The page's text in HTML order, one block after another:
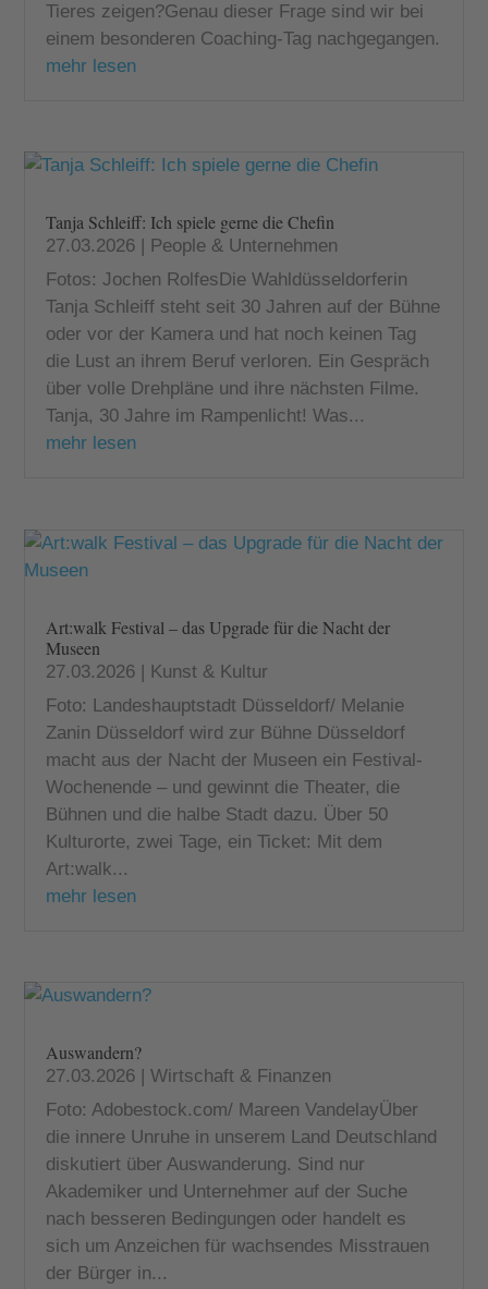
Tieres zeigen?Genau dieser Frage sind wir bei
einem besonderen Coaching-Tag nachgegangen.
mehr lesen
Tanja Schleiff: Ich spiele gerne die Chefin
27.03.2026
People & Unternehmen
Fotos: Jochen RolfesDie Wahldüsseldorferin
Tanja Schleiff steht seit 30 Jahren auf der Bühne
oder vor der Kamera und hat noch keinen Tag
die Lust an ihrem Beruf verloren. Ein Gespräch
über volle Drehpläne und ihre nächsten Filme.
Tanja, 30 Jahre im Rampenlicht! Was...
mehr lesen
Art:walk Festival – das Upgrade für die Nacht der
Museen
27.03.2026 | Kunst & Kultur
Foto: Landeshauptstadt Düsseldorf/ Melanie
Zanin Düsseldorf wird zur Bühne Düsseldorf
macht aus der Nacht der Museen ein Festival-
Wochenende – und gewinnt die Theater, die
Bühnen und die halbe Stadt dazu. Über 50
Kulturorte, zwei Tage, ein Ticket: Mit dem
Art:walk...
mehr lesen
Auswandern?
27.03.2026 |Wirtschaft & Finanzen
Foto: Adobestock.com/ Mareen VandelayÜber
die innere Unruhe in unserem Land Deutschland
diskutiert über Auswanderung. Sind nur
Akademiker und Unternehmer auf der Suche
nach besseren Bedingungen oder handelt es
sich um Anzeichen für wachsendes Misstrauen
der Bürger in...